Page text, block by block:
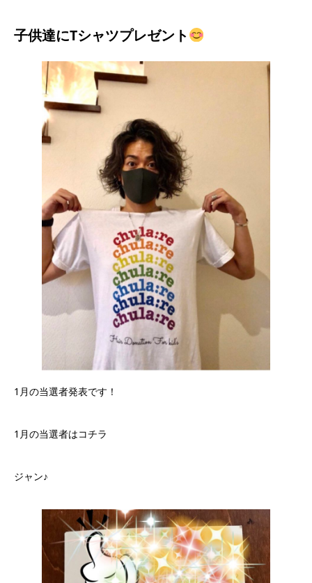
子供達にTシャツプレゼント
1月の当選者発表です！
1月の当選者はコチラ
ジャン♪